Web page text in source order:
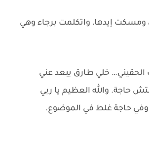
إيدها، واتكلمت برجاء وهي
الحقيني… خلي طارق يبعد عني
حاجة. والله العظيم يا ربي
حاجة غلط في الموضوع.